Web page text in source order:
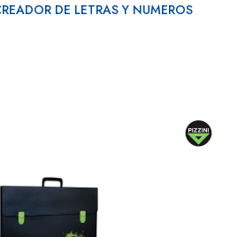
DE LETRAS Y NUMEROS